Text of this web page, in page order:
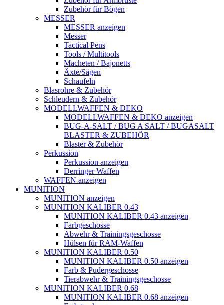
Zubehör für Bögen
MESSER
MESSER anzeigen
Messer
Tactical Pens
Tools / Multitools
Macheten / Bajonetts
Äxte/Sägen
Schaufeln
Blasrohre & Zubehör
Schleudern & Zubehör
MODELLWAFFEN & DEKO
MODELLWAFFEN & DEKO anzeigen
BUG-A-SALT / BUG A SALT / BUGASALT
BLASTER & ZUBEHÖR
Blaster & Zubehör
Perkussion
Perkussion anzeigen
Derringer Waffen
WAFFEN anzeigen
MUNITION
MUNITION anzeigen
MUNITION KALIBER 0.43
MUNITION KALIBER 0.43 anzeigen
Farbgeschosse
Abwehr & Trainingsgeschosse
Hülsen für RAM-Waffen
MUNITION KALIBER 0.50
MUNITION KALIBER 0.50 anzeigen
Farb & Pudergeschosse
Tierabwehr & Trainingsgeschosse
MUNITION KALIBER 0.68
MUNITION KALIBER 0.68 anzeigen